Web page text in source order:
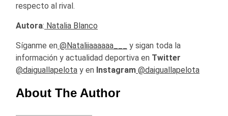
respecto al rival.
Autora: Natalia Blanco
Síganme en @Nataliiaaaaaa___
y sigan toda la
información y actualidad deportiva en Twitter
@daiguallapelota y en Instagram @daiguallapelota
About The Author